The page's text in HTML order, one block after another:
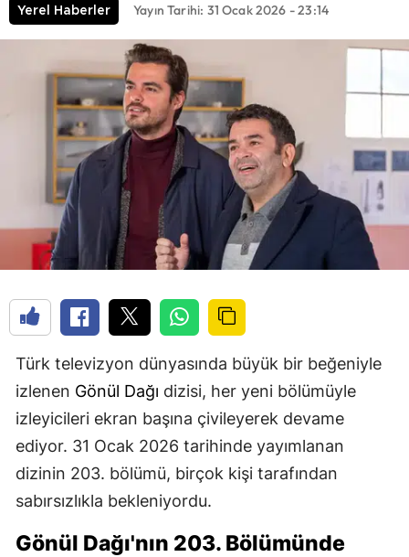
Yerel Haberler Yayın Tarihi: 31 Ocak 2026 - 23:14
Türk televizyon dünyasında büyük bir beğeniyle
izlenen Gönül Dağı dizisi, her yeni bölümüyle
izleyicileri ekran başına çivileyerek devame
ediyor. 31 Ocak 2026 tarihinde yayımlanan
dizinin 203. bölümü, birçok kişi tarafından
sabırsızlıkla bekleniyordu.
Gönül Dağı'nın 203. Bölümünde